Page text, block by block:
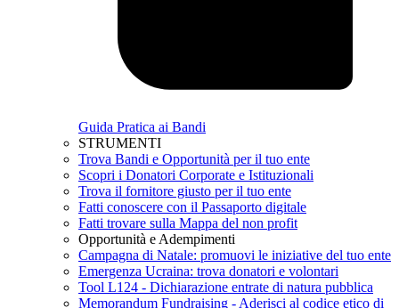
Guida Pratica ai Bandi
STRUMENTI
Trova Bandi e Opportunità per il tuo ente
Scopri i Donatori Corporate e Istituzionali
Trova il fornitore giusto per il tuo ente
Fatti conoscere con il Passaporto digitale
Fatti trovare sulla Mappa del non profit
Opportunità e Adempimenti
Campagna di Natale: promuovi le iniziative del tuo ente
Emergenza Ucraina: trova donatori e volontari
Tool L124 - Dichiarazione entrate di natura pubblica
Memorandum Fundraising - Aderisci al codice etico di